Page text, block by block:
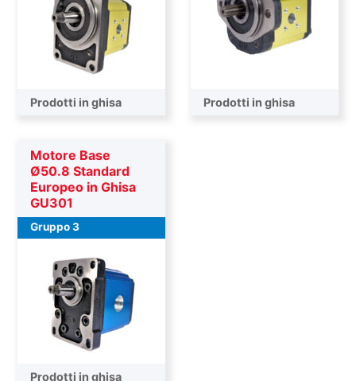
Prodotti in ghisa Prodotti in ghisa
Motore Base
Ø50.8 Standard
Europeo in Ghisa
GU301
Gruppo 3
Prodotti in ghisa